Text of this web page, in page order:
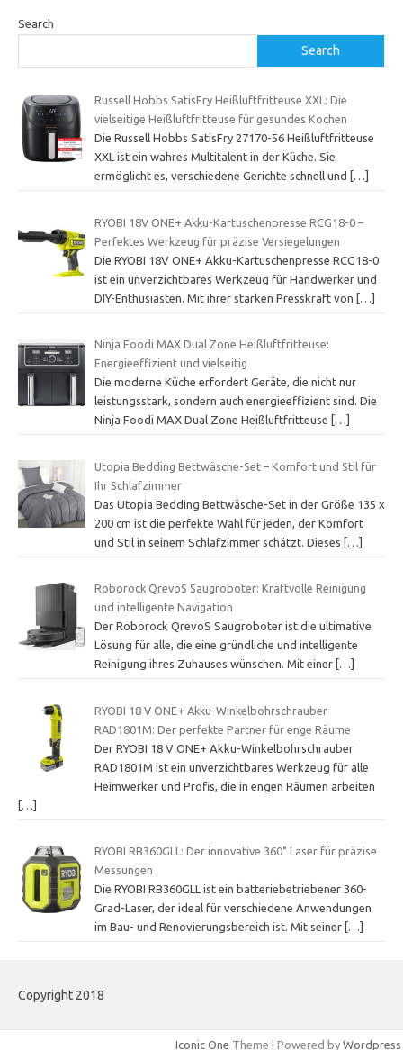
Search
Search
Russell Hobbs SatisFry Heißluftfritteuse XXL: Die
vielseitige Heißluftfritteuse für gesundes Kochen
Die Russell Hobbs SatisFry 27170-56 Heißluftfritteuse
XXL ist ein wahres Multitalent in der Küche. Sie
ermöglicht es, verschiedene Gerichte schnell und
[…]
RYOBI 18V ONE+ Akku-Kartuschenpresse RCG18-0 –
Perfektes Werkzeug für präzise Versiegelungen
Die RYOBI 18V ONE+ Akku-Kartuschenpresse RCG18-0
ist ein unverzichtbares Werkzeug für Handwerker und
DIY-Enthusiasten. Mit ihrer starken Presskraft von […]
Ninja Foodi MAX Dual Zone Heißluftfritteuse:
Energieeffizient und vielseitig
Die moderne Küche erfordert Geräte, die nicht nur
leistungsstark, sondern auch energieeffizient sind. Die
Ninja Foodi MAX Dual Zone Heißluftfritteuse
[…]
Utopia Bedding Bettwäsche-Set – Komfort und Stil für
Ihr Schlafzimmer
Das Utopia Bedding Bettwäsche-Set in der Größe 135 x
200 cm ist die perfekte Wahl für jeden, der Komfort
und Stil in seinem Schlafzimmer schätzt. Dieses […]
Roborock QrevoS Saugroboter: Kraftvolle Reinigung
und intelligente Navigation
Der Roborock QrevoS Saugroboter ist die ultimative
Lösung für alle, die eine gründliche und intelligente
Reinigung ihres Zuhauses wünschen. Mit einer […]
RYOBI 18 V ONE+ Akku-Winkelbohrschrauber
RAD1801M: Der perfekte Partner für enge Räume
Der RYOBI 18 V ONE+ Akku-Winkelbohrschrauber
RAD1801M ist ein unverzichtbares Werkzeug für alle
Heimwerker und Profis, die in engen Räumen arbeiten
[…]
RYOBI RB360GLL: Der innovative 360˚ Laser für präzise
Messungen
Die RYOBI RB360GLL ist ein batteriebetriebener 360-
Grad-Laser, der ideal für verschiedene Anwendungen
im Bau- und Renovierungsbereich ist. Mit seiner […]
Copyright 2018
Iconic One Theme | Powered by Wordpress